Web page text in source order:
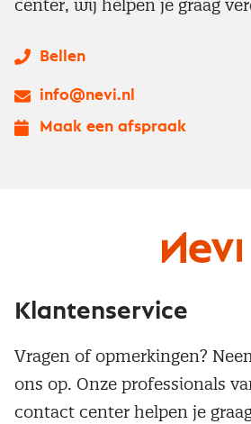
center, wij helpen je graag
Bellen
info@nevi.nl
Maak een afspraak
Klantenservice
Vragen of opmerkingen?
ons op. Onze professionals
contact center helpen je